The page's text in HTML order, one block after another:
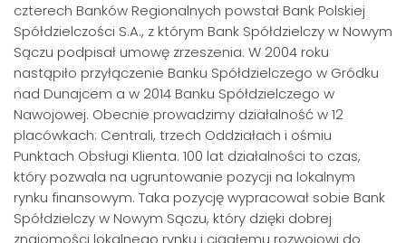
czterech Banków Regionalnych powstał Bank Polskiej
Spółdzielczości S.A., z którym Bank Spółdzielczy w Nowym
Sączu podpisał umowę zrzeszenia. W 2004 roku
nastąpiło przyłączenie Banku Spółdzielczego w Gródku
nad Dunajcem a w 2014 Banku Spółdzielczego w
Nawojowej. Obecnie prowadzimy działalność w 12
placówkach: Centrali, trzech Oddziałach i ośmiu
Punktach Obsługi Klienta. 100 lat działalności to czas,
który pozwala na ugruntowanie pozycji na lokalnym
rynku finansowym. Taka pozycję wypracował sobie Bank
Spółdzielczy w Nowym Sączu, który dzięki dobrej
znajomości lokalnego rynku i ciągłemu rozwojowi do